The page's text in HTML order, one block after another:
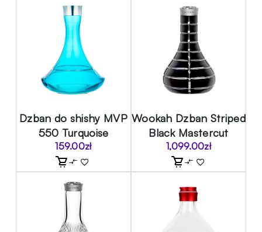
Dzban do shishy MVP
550 Turquoise
159.00zł
Wookah Dzban Striped
Black Mastercut
1,099.00zł